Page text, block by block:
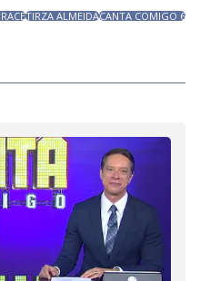
TIRZA ALMEIDACANTA COMIGO 6